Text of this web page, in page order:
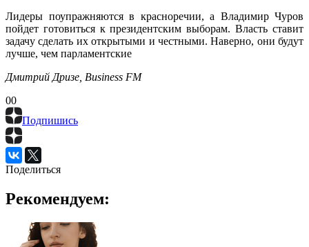
Лидеры поупражняются в красноречии, а Владимир Чуров
пойдет готовиться к президентским выборам. Власть ставит
задачу сделать их открытыми и честными. Наверно, они будут
лучше, чем парламентские
Дмитрий Дризе, Business FM
00
Подпишись
Поделиться
Рекомендуем: